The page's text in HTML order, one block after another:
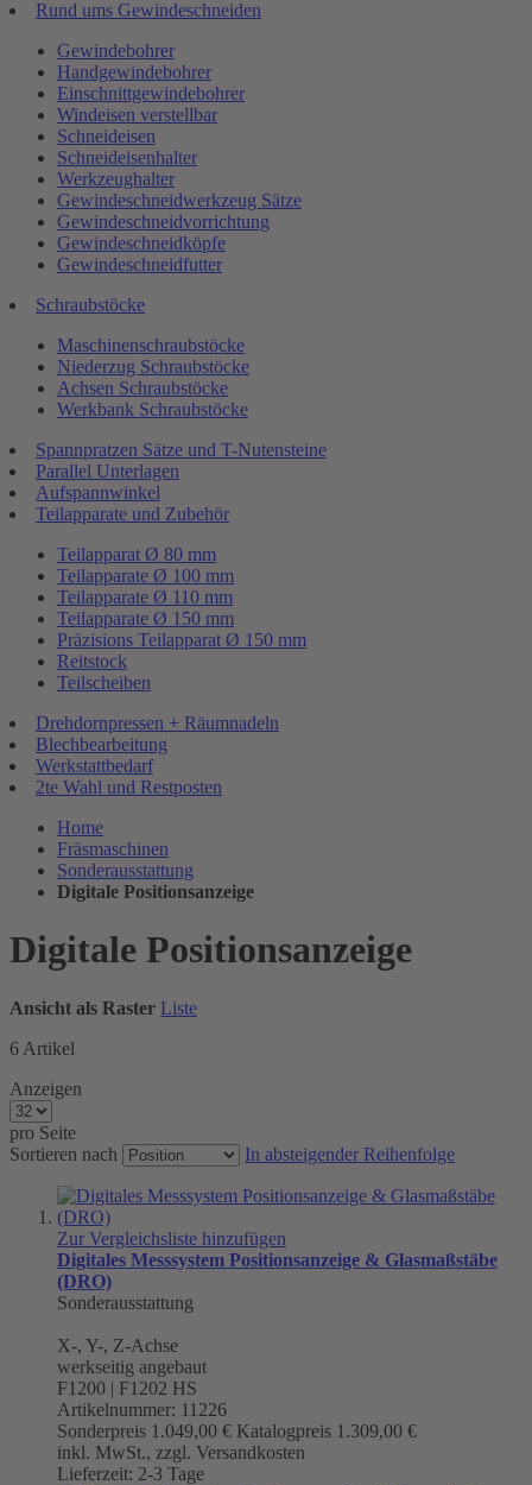
Rund ums Gewindeschneiden
Gewindebohrer
Handgewindebohrer
Einschnittgewindebohrer
Windeisen verstellbar
Schneideisen
Schneideisenhalter
Werkzeughalter
Gewindeschneidwerkzeug Sätze
Gewindeschneidvorrichtung
Gewindeschneidköpfe
Gewindeschneidfutter
Schraubstöcke
Maschinenschraubstöcke
Niederzug Schraubstöcke
Achsen Schraubstöcke
Werkbank Schraubstöcke
Spannpratzen Sätze und T-Nutensteine
Parallel Unterlagen
Aufspannwinkel
Teilapparate und Zubehör
Teilapparat Ø 80 mm
Teilapparate Ø 100 mm
Teilapparate Ø 110 mm
Teilapparate Ø 150 mm
Präzisions Teilapparat Ø 150 mm
Reitstock
Teilscheiben
Drehdornpressen + Räumnadeln
Blechbearbeitung
Werkstattbedarf
2te Wahl und Restposten
Home
Fräsmaschinen
Sonderausstattung
Digitale Positionsanzeige
Digitale Positionsanzeige
Ansicht als Raster Liste
6 Artikel
Anzeigen
pro Seite
Sortieren nach
In absteigender Reihenfolge
Zur Vergleichsliste hinzufügen
Digitales Messsystem Positionsanzeige & Glasmaßstäbe
(DRO)
Sonderausstattung
X-, Y-, Z-Achse
werkseitig angebaut
F1200 | F1202 HS
Artikelnummer: 11226
Sonderpreis 1.049,00 € Katalogpreis 1.309,00 €
inkl. MwSt., zzgl. Versandkosten
Lieferzeit: 2-3 Tage